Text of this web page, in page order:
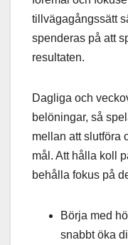
tillvägagångssätt
spenderas på att
resultaten.
Dagliga och
belöningar, så
mellan att slutföra
mål. Att hålla koll
behålla fokus på
Börja med
snabbt öka